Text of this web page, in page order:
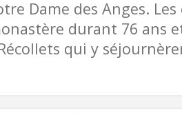
Dame des Anges.
durant 76 ans
qui y